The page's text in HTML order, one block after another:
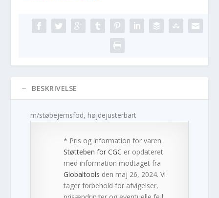
BESKRIVELSE
m/støbejernsfod, højdejusterbart
* Pris og information for varen
Støtteben for CGC er opdateret
med information modtaget fra
Globaltools den maj 26, 2024. Vi
tager forbehold for afvigelser,